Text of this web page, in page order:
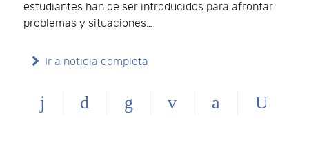
estudiantes han de ser introducidos para afrontar
problemas y situaciones…
Ir a noticia completa